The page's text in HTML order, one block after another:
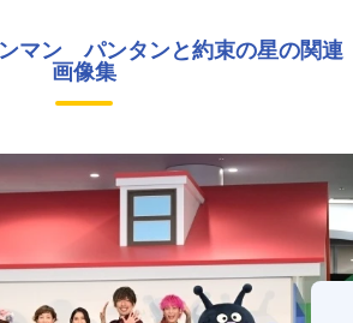
マン パンタンと約束の星の関連
画像集